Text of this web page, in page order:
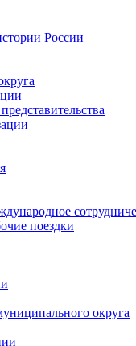
России
поездки
округа